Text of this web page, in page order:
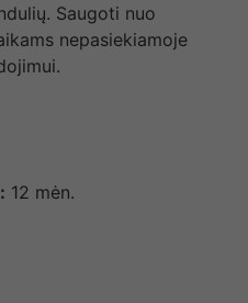
Saugoti nuo
nepasiekiamoje
12 mėn.